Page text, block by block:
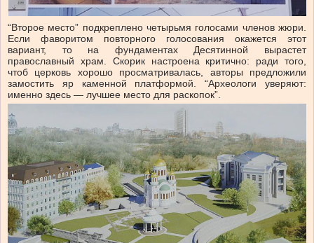
“Второе место” подкреплено четырьмя голосами членов жюри.
Если фаворитом повторного голосования окажется этот
вариант, то на фундаментах Десятинной вырастет
православный храм. Скорик настроена критично: ради того,
чтоб церковь хорошо просматривалась, авторы предложили
замостить яр каменной платформой. “Археологи уверяют:
именно здесь — лучшее место для раскопок”.